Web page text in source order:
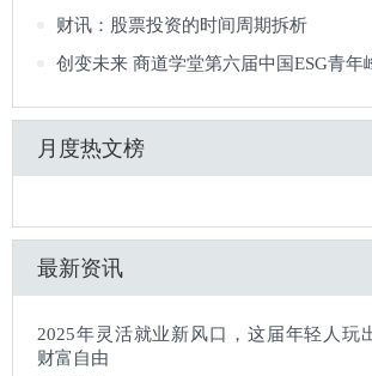
财讯：股票投资的时间周期拆析
创变未来 商道学堂第六届中国ESG青年
月度热文榜
最新资讯
2025年灵活就业新风口，这届年轻人玩
财富自由